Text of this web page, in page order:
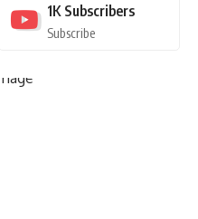
1K Subscribers
Subscribe